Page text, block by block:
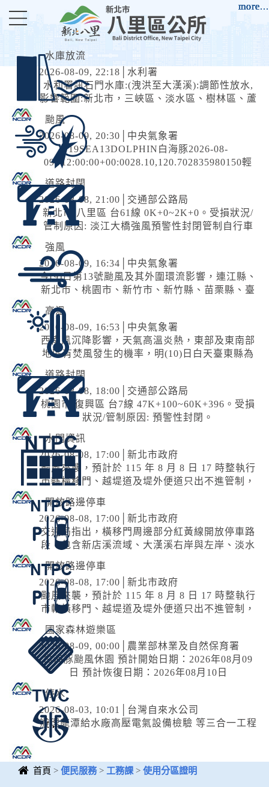
水庫放流
2026-08-09, 22:18│水利署
水利署訊石門水庫:(洩洪至大漢溪):調節性放水,
影響範圍:新北市，三峽區、淡水區、樹林區、蘆
區、三重區、板橋區；臺北市，士林區、大同
區、萬華區、北投區；桃園市，龍潭區、大溪區
more...
颱風
2026-08-09, 20:30│中央氣象署
19SEA13DOLPHIN白海豚2026-08-
09T12:00:00+00:0028.10,120.702835980150輕
10T12:00:00+00:0029.60,117.201523992-輕度颱
風...
more...
道路封閉
2026-08-08, 21:00│交通部公路局
新北市 八里區 台61線 0K+0~2K+0。受損狀況/
管制原因: 淡江大橋強風預警性封閉管制自行車
more...
強風
2026-08-09, 16:34│中央氣象署
今(9)日第13號颱風及其外圍環流影響，連江縣、
新北市、桃園市、新竹市、新竹縣、苗栗縣、臺
級以上或陣風8級以上發生的機率(黃...
more...
高溫
2026-08-09, 16:53│中央氣象署
西南風沉降影響，天氣高溫炎熱，東部及東南部
地區有焚風發生的機率，明(10)日白天臺東縣為
注意。臺北市、新北市、桃園市、花蓮縣為黃色
燈號，請注意。
more...
道路封閉
2026-08-08, 18:00│交通部公路局
桃園市 復興區 台7線 47K+100~60K+396。受損
狀況/管制原因: 預警性封閉。
more...
水門資訊
2026-08-08, 17:00│新北市政府
颱風來襲，預計於 115 年 8 月 8 日 17 時整執行
市轄橫移門、越堤道及堤外便道只出不進管制，
閉作業；管制範圍為『二重疏...
more...
開放路邊停車
2026-08-08, 17:00│新北市政府
交通局指出，橫移門周邊部分紅黃線開放停車路
段，包含新店溪流域、大漢溪右岸與左岸、淡水
邊，詳洽新北市府官網。 交通局補充...
more...
開放路邊停車
2026-08-08, 17:00│新北市政府
颱風來襲，預計於 115 年 8 月 8 日 17 時整執行
市轄橫移門、越堤道及堤外便道只出不進管制，
閉作業；管制範圍為『二重疏...
more...
國家森林遊樂區
2026-08-09, 00:00│農業部林業及自然保育署
白海豚颱風休園 預計開始日期：2026年08月09
日 預計恢復日期：2026年08月10日
more...
停水
2026-08-03, 10:01│台灣自來水公司
辦理龍潭給水廠高壓電氣設備檢驗 等三合一工程
more...
首頁 > 便民服務> 工務課 > 使用分區證明